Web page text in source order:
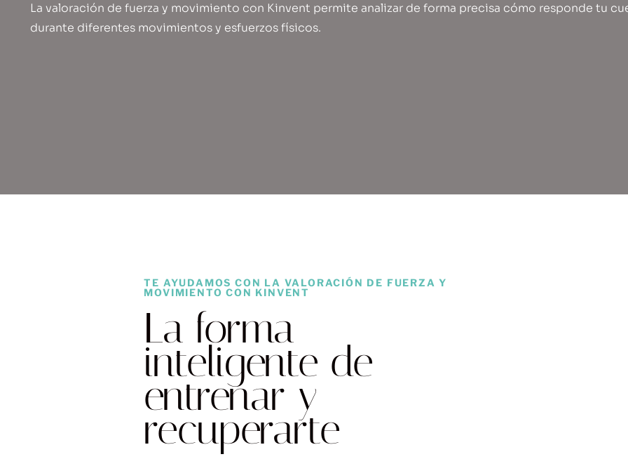
La valoración de fuerza y movimiento con Kinvent permite analizar de forma precisa cómo responde tu
durante diferentes movimientos y esfuerzos físicos.
TE AYUDAMOS CON LA VALORACIÓN DE FUERZA Y
MOVIMIENTO CON KINVENT
La forma
inteligente de
entrenar y
recuperarte